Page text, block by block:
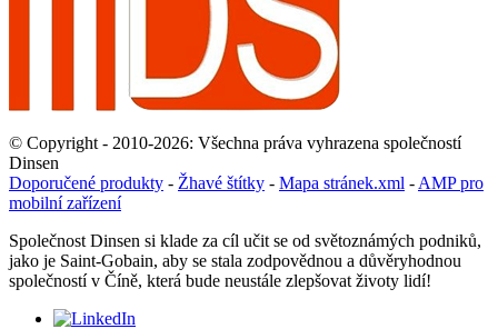
© Copyright - 2010-2026: Všechna práva vyhrazena společností
Dinsen
Doporučené produkty - Žhavé štítky - Mapa stránek.xml - AMP pro
mobilní zařízení
Společnost Dinsen si klade za cíl učit se od světoznámých podniků,
jako je Saint-Gobain, aby se stala zodpovědnou a důvěryhodnou
společností v Číně, která bude neustále zlepšovat životy lidí!